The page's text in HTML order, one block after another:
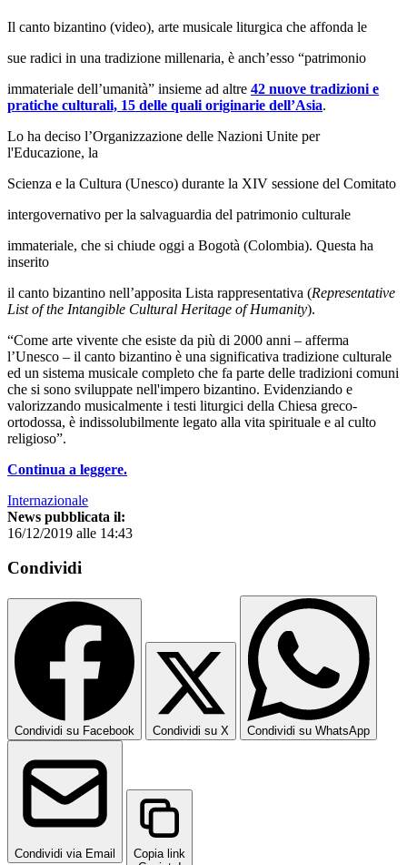
Il canto bizantino (video), arte musicale liturgica che affonda le
sue radici in una tradizione millenaria, è anch’esso “patrimonio
immateriale dell’umanità” insieme ad altre 42 nuove tradizioni e
pratiche culturali, 15 delle quali originarie dell’Asia.
Lo ha deciso l’Organizzazione delle Nazioni Unite per
l'Educazione, la
Scienza e la Cultura (Unesco) durante la XIV sessione del Comitato
intergovernativo per la salvaguardia del patrimonio culturale
immateriale, che si chiude oggi a Bogotà (Colombia). Questa ha
inserito
il canto bizantino nell’apposita Lista rappresentativa (Representative
List of the Intangible Cultural Heritage of Humanity).
“Come arte vivente che esiste da più di 2000 anni – afferma
l’Unesco – il canto bizantino è una significativa tradizione culturale
ed un sistema musicale completo che fa parte delle tradizioni comuni
che si sono sviluppate nell'impero bizantino. Evidenziando e
valorizzando musicalmente i testi liturgici della Chiesa greco-
ortodossa, è indissolubilmente legato alla vita spirituale e al culto
religioso”.
Continua a leggere.
Internazionale
News pubblicata il:
16/12/2019 alle 14:43
Condividi
Condividi su Facebook Condividi su X Condividi su WhatsApp
Condividi via Email
Copia link